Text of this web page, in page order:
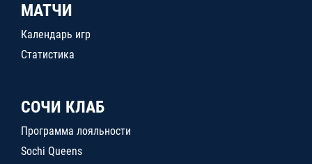
МАТЧИ
Календарь игр
Статистика
СОЧИ КЛАБ
Программа лояльности
Sochi Queens